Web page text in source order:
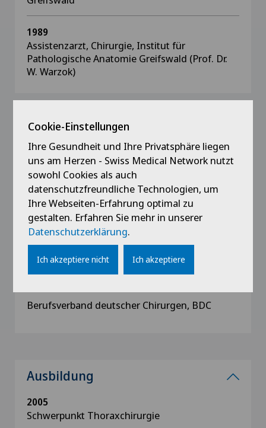
1989
Assistenzarzt, Chirurgie, Institut für
Pathologische Anatomie Greifswald (Prof. Dr.
W. Warzok)
Mitgliedschaften
Verbindung Schweizer Ärztinnen und Ärzte,
FMH
Schweizer Gesellschaft für Chirurgie, SGC
Schweizerische Gesellschaft für
Viszeralchirurgie, SGVC
Berufsverband deutscher Chirurgen, BDC
Ausbildung
2005
Schwerpunkt Thoraxchirurgie
Cookie-Einstellungen
Ihre Gesundheit und Ihre Privatsphäre liegen
uns am Herzen - Swiss Medical Network nutzt
sowohl Cookies als auch
datenschutzfreundliche Technologien, um
Ihre Webseiten-Erfahrung optimal zu
gestalten. Erfahren Sie mehr in unserer
Datenschutzerklärung.
Ich akzeptiere nicht Ich akzeptiere